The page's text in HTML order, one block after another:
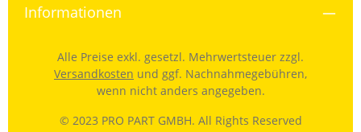
Informationen
© 2023 PRO PART GMBH. All Rights Reserved
Alle Preise exkl. gesetzl. Mehrwertsteuer zzgl.
Versandkosten und ggf. Nachnahmegebühren,
wenn nicht anders angegeben.